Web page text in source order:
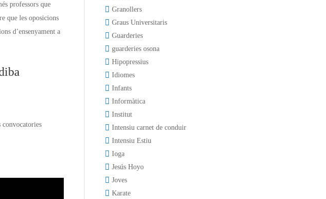
professors que
que les oposicions
d’ensenyament a
Granollers
Graus Universitaris
Guarderies
guarderies osona
Hipopressius
Idiomes
Infants
Informàtica
Institut
Intensiu carnet de conduir
Intensiu Estiu
Ioga
Jesús Hoyo
Joves
Karate